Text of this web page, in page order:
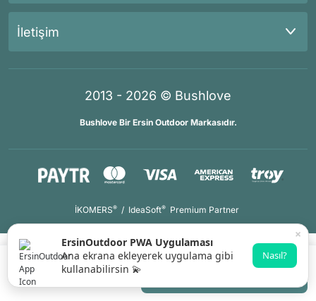
İletişim
2013 - 2026 © Bushlove
Bushlove Bir Ersin Outdoor Markasıdır.
İKOMERS® / IdeaSoft® Premium Partner
×
ErsinOutdoor PWA Uygulaması
Ana ekrana ekleyerek uygulama gibi
kullanabilirsin 💫
Nasıl?